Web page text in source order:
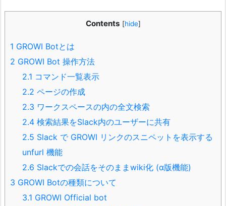
Contents [hide]
1 GROWI Botとは
2 GROWI Bot 操作方法
2.1 コマンド一覧表示
2.2 ページの作成
2.3 ワークスペースの内の全文検索
2.4 検索結果をSlack内のユーザーに共有
2.5 Slack で GROWI リンクのスニペットを表示する
unfurl 機能
2.6 Slackでの会話をそのままwiki化 (α版機能)
3 GROWI Botの種類について
3.1 GROWI Official bot